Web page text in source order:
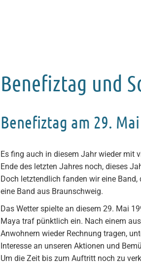
Benefiztag und
Benefiztag am 29.
Es fing auch in diesem Jahr wieder mit
Ende des letzten Jahres noch, dieses
Doch letztendlich fanden wir eine
eine Band aus Braunschweig.
Das Wetter spielte an diesem 29. Mai
Maya traf pünktlich ein. Nach einem
Anwohnern wieder Rechnung tragen,
Interesse an unseren Aktionen und
Um die Zeit bis zum Auftritt noch zu